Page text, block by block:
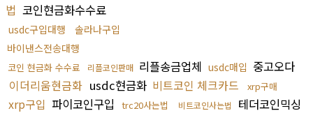
법 코인현금화수수료
usdc구입대행
솔라나구입
바이낸스전송대행
코인 현금화 수수료 리플코인판매 리플송금업체 usdc매입 중고오다
이더리움현금화 usdc현금화 비트코인 체크카드 xrp구매
xrp구입 파이코인구입 trc20사는법 비트코인사는법
테더코인믹싱